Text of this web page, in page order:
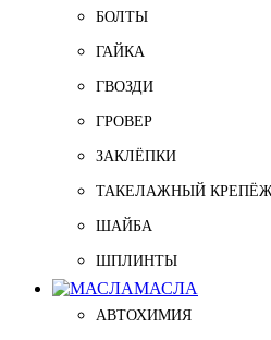
БОЛТЫ
ГАЙКА
ГВОЗДИ
ГРОВЕР
ЗАКЛЁПКИ
ТАКЕЛАЖНЫЙ КРЕПЁЖ
ШАЙБА
ШПЛИНТЫ
МАСЛА
АВТОХИМИЯ